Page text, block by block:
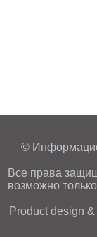
©
Все права
возможно
Product design